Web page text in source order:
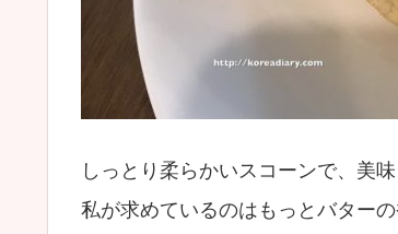
しっとり柔らかいスコーンで、美味
私が求めているのはもっとバター